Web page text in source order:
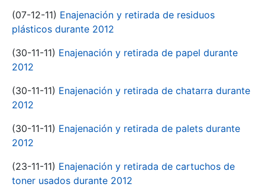
(07-12-11) Enajenación y retirada de residuos
plásticos durante 2012
(30-11-11) Enajenación y retirada de papel durante
2012
(30-11-11) Enajenación y retirada de chatarra durante
2012
(30-11-11) Enajenación y retirada de palets durante
2012
(23-11-11) Enajenación y retirada de cartuchos de
toner usados durante 2012